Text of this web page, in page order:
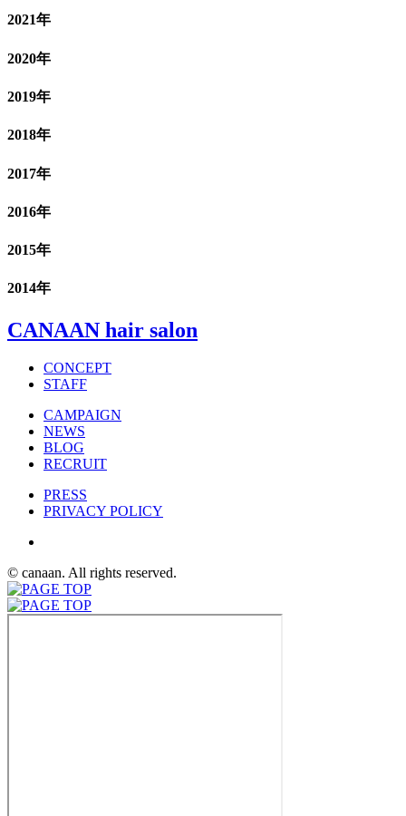
2021年
2020年
2019年
2018年
2017年
2016年
2015年
2014年
CANAAN hair salon
CONCEPT
STAFF
CAMPAIGN
NEWS
BLOG
RECRUIT
PRESS
PRIVACY POLICY
© canaan. All rights reserved.